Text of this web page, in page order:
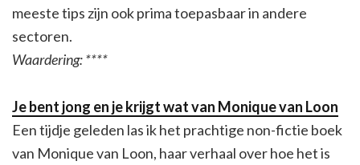
meeste tips zijn ook prima toepasbaar in andere
sectoren.
Waardering: ****
Je bent jong en je krijgt wat van Monique van Loon
Een tijdje geleden las ik het prachtige non-fictie boek
van Monique van Loon, haar verhaal over hoe het is